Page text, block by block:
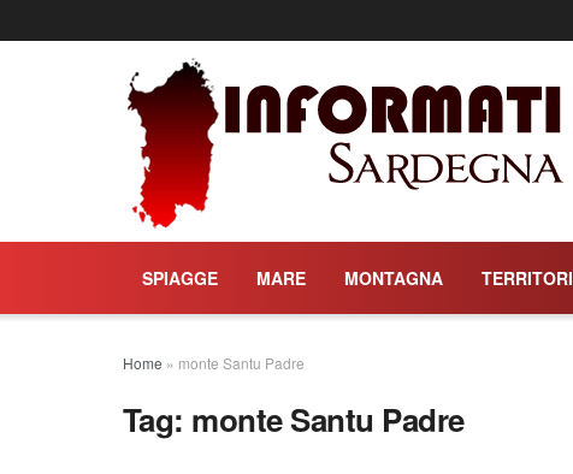
SPIAGGE MARE MONTAGNA TERRITORI
Home » monte Santu Padre
Tag: monte Santu Padre